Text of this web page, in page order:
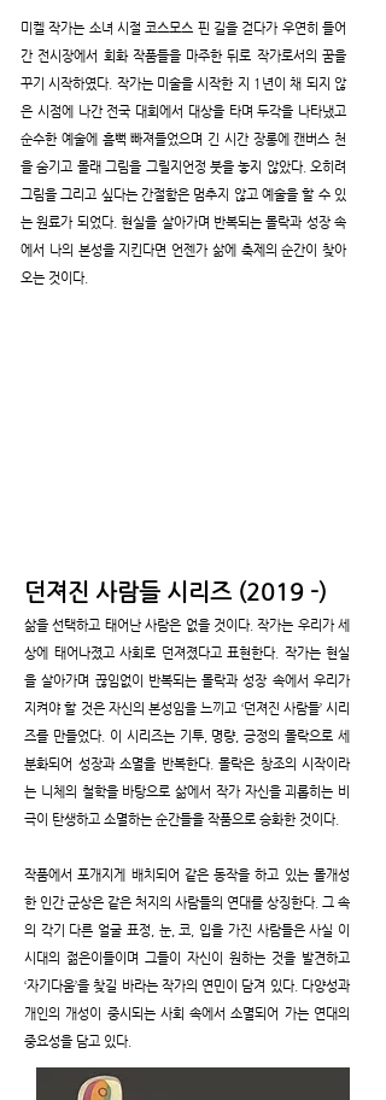
미켈 작가는 소녀 시절 코스모스 핀 길을 걷다가 우연히 들어
간 전시장에서 회화 작품들을 마주한 뒤로 작가로서의 꿈을
꾸기 시작하였다. 작가는 미술을 시작한 지 1년이 채 되지 않
은 시점에 나간 전국 대회에서 대상을 타며 두각을 나타냈고
순수한 예술에 흠뻑 빠져들었으며 긴 시간 장롱에 캔버스 천
을 숨기고 몰래 그림을 그릴지언정 붓을 놓지 않았다. 오히려
그림을 그리고 싶다는 간절함은 멈추지 않고 예술을 할 수 있
는 원료가 되었다. 현실을 살아가며 반복되는 몰락과 성장 속
에서 나의 본성을 지킨다면 언젠가 삶에 축제의 순간이 찾아
오는 것이다.
던져진 사람들 시리즈 (2019 -)
삶을 선택하고 태어난 사람은 없을 것이다. 작가는 우리가 세
상에 태어나졌고 사회로 던져졌다고 표현한다. 작가는 현실
을 살아가며 끊임없이 반복되는 몰락과 성장 속에서 우리가
지켜야 할 것은 자신의 본성임을 느끼고 ‘던져진 사람들’ 시리
즈를 만들었다. 이 시리즈는 기투, 명량, 긍정의 몰락으로 세
분화되어 성장과 소멸을 반복한다. 몰락은 창조의 시작이라
는 니체의 철학을 바탕으로 삶에서 작가 자신을 괴롭히는 비
극이 탄생하고 소멸하는 순간들을 작품으로 승화한 것이다.
작품에서 포개지게 배치되어 같은 동작을 하고 있는 몰개성
한 인간 군상은 같은 처지의 사람들의 연대를 상징한다. 그 속
의 각기 다른 얼굴 표정, 눈, 코, 입을 가진 사람들은 사실 이
시대의 젊은이들이며 그들이 자신이 원하는 것을 발견하고
‘자기다움’을 찾길 바라는 작가의 연민이 담겨 있다. 다양성과
개인의 개성이 중시되는 사회 속에서 소멸되어 가는 연대의
중요성을 담고 있다.